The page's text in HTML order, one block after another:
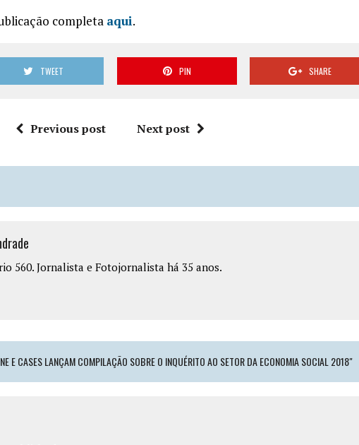
completa aqui.
TWEET PIN SHARE
Previous post Next post
560. Jornalista e Fotojornalista há 35 anos.
E CASES LANÇAM COMPILAÇÃO SOBRE O INQUÉRITO AO SETOR DA ECONOMIA SOCIAL 2018"